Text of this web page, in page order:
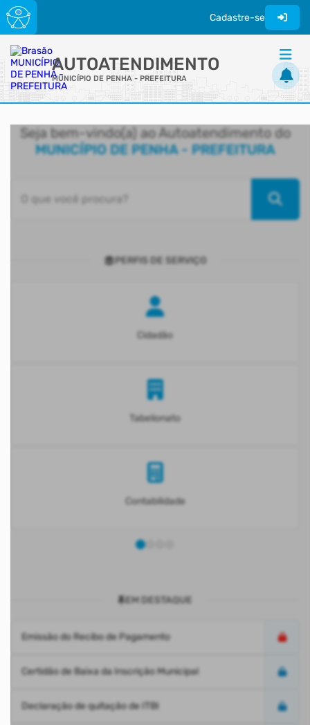
Cadastre-se
AUTOATENDIMENTO
MUNICÍPIO DE PENHA - PREFEITURA
ACESSO RÁPIDO
Acessibilidade
Transparência
Seja bem-vindo(a) ao Autoatendimento do
MUNICÍPIO DE PENHA - PREFEITURA
O que você procura?
PERFIS DE SERVIÇO
Cidadão
Tabelionato
Contabilidade
EM DESTAQUE
Emissão do Recibo de Pagamento
Certidão de Baixa da Inscrição Municipal
Declaração de quitação de ITBI